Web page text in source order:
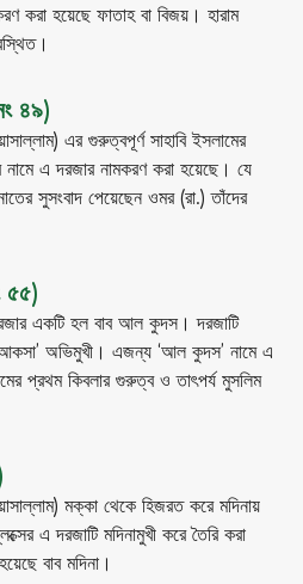
করা হয়েছে ফাতাহ বা বিজয়। হারাম
৪৯)
এর গুরুত্বপূর্ণ সাহাবি ইসলামের
এ দরজার নামকরণ করা হয়েছে। যে
সুসংবাদ পেয়েছেন ওমর (রা.) তাঁদের
৫৫)
একটি হল বাব আল কুদস। দরজাটি
অভিমুখী। এজন্য ‘আল কুদস’ নামে এ
প্রথম কিবলার গুরুত্ব ও তাৎপর্য মুসলিম
মক্কা থেকে হিজরত করে মদিনায়
এ দরজাটি মদিনামুখী করে তৈরি করা
বাব মদিনা।